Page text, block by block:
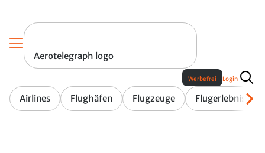
Aerotelegraph logo
Airlines Flughäfen Flugzeuge Flugerlebnis
Werbefrei Login